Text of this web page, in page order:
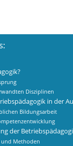
Disziplinen
in der
Bildungsarbeit
der
Methoden